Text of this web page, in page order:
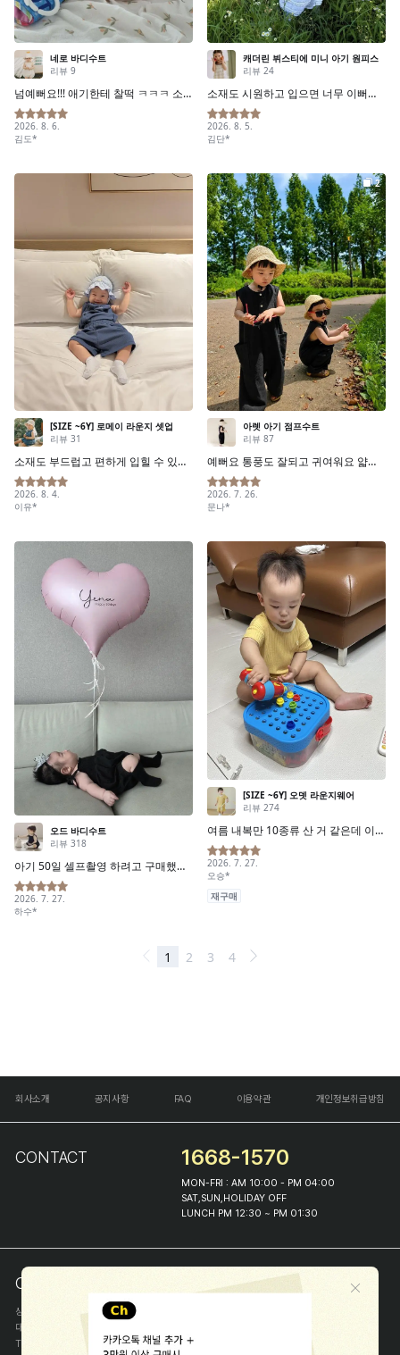
회사소개 공지사항 FAQ 이용약관 개인정보취급방침
CONTACT 1668-1570
MON-FRI : AM 10:00 - PM 04:00
SAT,SUN,HOLIDAY OFF
LUNCH PM 12:30 ~ PM 01:30
COMPANY INFO
상호
(주)해피프린스
대표
TEL
1668-1570